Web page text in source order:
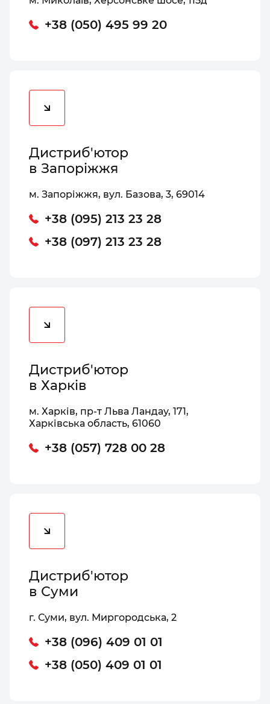
+38 (050) 495 99 20
Дистриб'ютор
в Запоріжжя
м. Запоріжжя, вул. Базова, 3, 69014
+38 (095) 213 23 28
+38 (097) 213 23 28
Дистриб'ютор
в Харків
м. Харків, пр-т Льва Ландау, 171,
Харківська область, 61060
+38 (057) 728 00 28
Дистриб'ютор
в Суми
г. Суми, вул. Миргородська, 2
+38 (096) 409 01 01
+38 (050) 409 01 01